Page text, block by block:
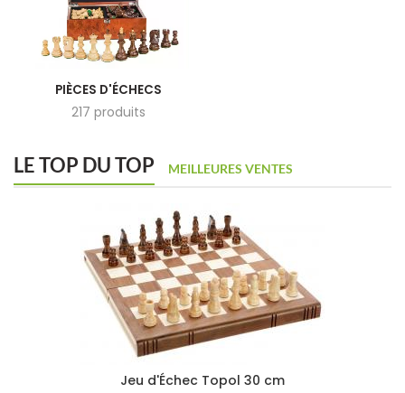
PIÈCES D'ÉCHECS
217 produits
LE TOP DU TOP MEILLEURES VENTES
Jeu d'Échec Topol 30 cm